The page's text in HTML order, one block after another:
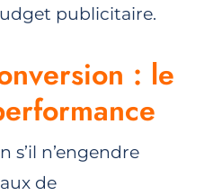
publicitaire.
: le
s’il n’engendre
de